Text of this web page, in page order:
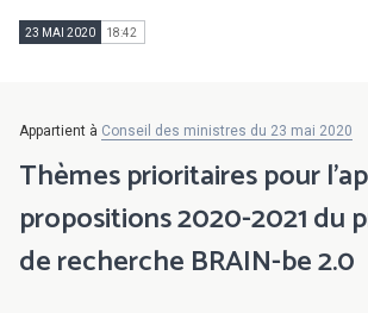
23 MAI 2020 18:42
Appartient à Conseil des ministres du 23 mai 2020
Thèmes prioritaires pour
propositions 2020-2021 du
de recherche BRAIN-be 2.0